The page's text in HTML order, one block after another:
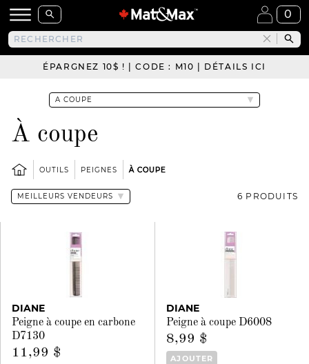
0
ÉPARGNEZ 10$ ! | CODE : M10 | DÉTAILS ICI
À coupe
OUTILS PEIGNES À COUPE
6 PRODUITS
DIANE
Peigne à coupe en carbone
D7130
11,99 $
DIANE
Peigne à coupe D6008
8,99 $
AJOUTER